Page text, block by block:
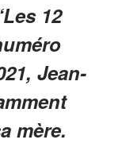
12
Jean-
mère.